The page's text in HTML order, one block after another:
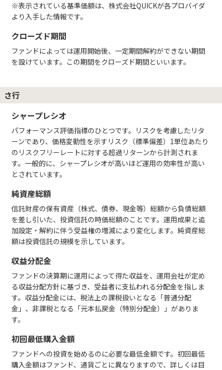
※表示されている基準価額は、株式会社QUICKが各プロバイダ
より入手した情報です。
クローズド期間
ファンドによっては運用開始後、一定期間解約ができない期間
を設けています。この期間をクローズド期間といいます。
さ行
シャープレシオ
パフォーマンス評価指標のひとつです。リスクを考慮したリタ
ーンであり、価格変動性を示すリスク（標準偏差）1単位あたり
のリスクフリーレートに対する超過リターンから計測されま
す。一般的に、シャープレシオが高いほど運用の効率性が高い
とされています。
純資産総額
信託財産の保有資産（株式、債券、現金等）総額から負債総額
を差し引いた、投資信託の時価総額のことです。運用成果と追
加設定・解約に伴う受益権の増減により変化します。純資産総
額は投資信託の規模を示しています。
収益分配金
ファンドの決算期に運用によって得た収益を、運用会社が定め
る収益分配方針に基づき、受益者に支払われる分配金を指しま
す。収益分配金には、税法上の課税扱いとなる「普通分配
金」、非課税となる「元本払戻金（特別分配金）」がありま
す。
初回最低購入金額
ファンドへの投資を始めるのに必要な最低金額です。初回最低
購入金額はファンド、通貨ごとに異なりますので、詳しくは目